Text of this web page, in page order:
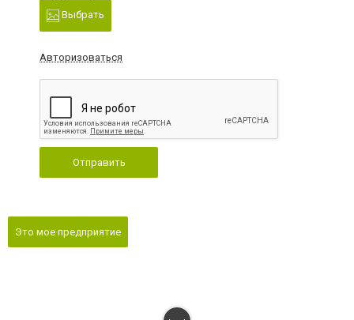
Выбрать
Авторизоваться
Отправить
Это мое предприятие